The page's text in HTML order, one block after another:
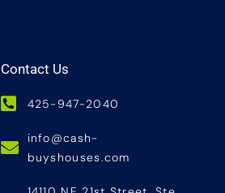
Contact Us
425-947-2040
info@cash-
buyshouses.com